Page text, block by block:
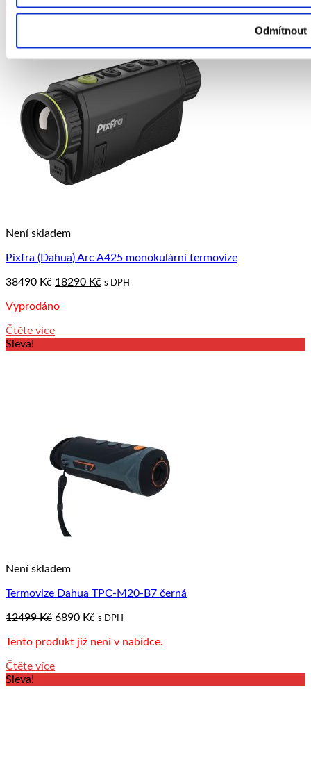
Odmítnout
Sleva!
Není skladem
Pixfra (Dahua) Arc A425 monokulární termovize
38490Kč Original
was:
18290 Kč Current
s DPH
Vyprodáno
Čtěte více
Sleva!
Není skladem
Termovize Dahua TPC-M20-B7 černá
12499Kč Original
was:
6890 Kč Current
is:
s DPH
Tento produkt již není v nabídce.
Čtěte více
Sleva!